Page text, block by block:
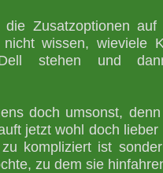
Zusatzoptionen
wissen, wieviele
Dell stehen und
doch umsonst,
jetzt wohl doch
kompliziert ist
zu dem sie